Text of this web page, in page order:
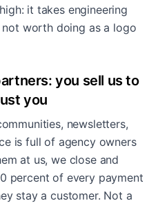
it takes engineering
worth doing as a logo
you sell us to
you
newsletters,
is full of agency owners
at us, we close and
percent of every payment
stay a customer. Not a